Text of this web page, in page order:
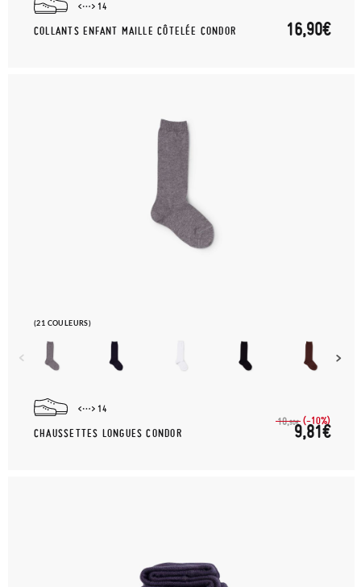
14
COLLANTS ENFANT MAILLE CÔTELÉE CONDOR 16,90€
(21 COULEURS)
14
CHAUSSETTES LONGUES CONDOR
10,90€ (-10%)
9,81€